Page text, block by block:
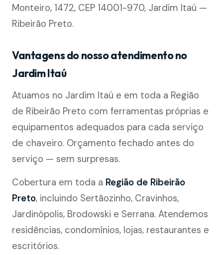
Monteiro, 1472, CEP 14001-970, Jardim Itaú —
Ribeirão Preto.
Vantagens do nosso atendimento no
Jardim Itaú
Atuamos no Jardim Itaú e em toda a Região
de Ribeirão Preto com ferramentas próprias e
equipamentos adequados para cada serviço
de chaveiro. Orçamento fechado antes do
serviço — sem surpresas.
Cobertura em toda a Região de Ribeirão
Preto, incluindo Sertãozinho, Cravinhos,
Jardinópolis, Brodowski e Serrana. Atendemos
residências, condomínios, lojas, restaurantes e
escritórios.